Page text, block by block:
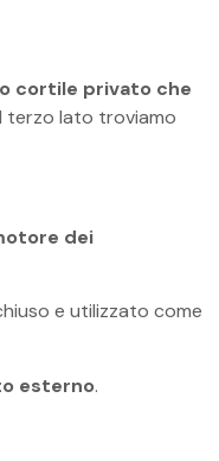
cortile privato che
terzo lato troviamo
dei
e utilizzato come
esterno.